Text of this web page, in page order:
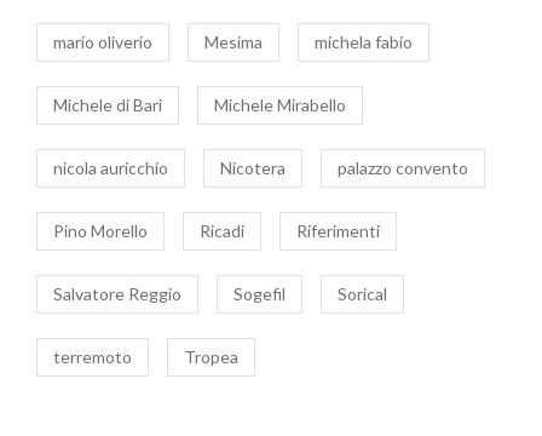
mario oliverio Mesima michela fabio
Michele di Bari Michele Mirabello
nicola auricchio Nicotera palazzo convento
Pino Morello Ricadi Riferimenti
Salvatore Reggio Sogefil Sorical
terremoto Tropea